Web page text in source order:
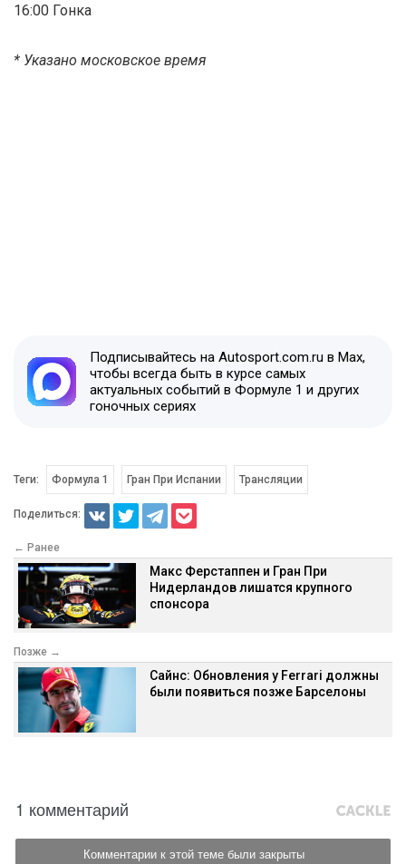
16:00 Гонка
* Указано московское время
Подписывайтесь на Autosport.com.ru в Max,
чтобы всегда быть в курсе самых
актуальных событий в Формуле 1 и других
гоночных сериях
Теги: Формула 1 Гран При Испании Трансляции
Поделиться:
← Ранее
Макс Ферстаппен и Гран При
Нидерландов лишатся крупного
спонсора
Позже →
Сайнс: Обновления у Ferrari должны
были появиться позже Барселоны
1 комментарий
Комментарии к этой теме были закрыты